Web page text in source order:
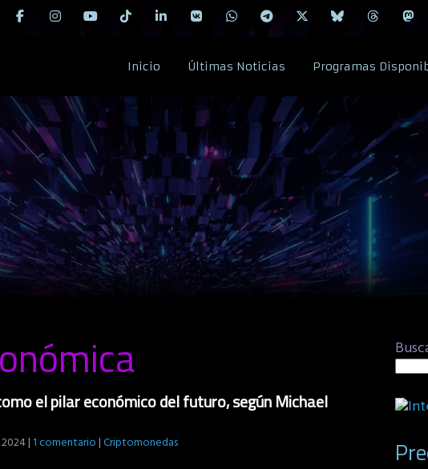
Inicio Últimas Noticias Programas
el pilar económico del futuro, según Michael
|1 comentario|Criptomonedas